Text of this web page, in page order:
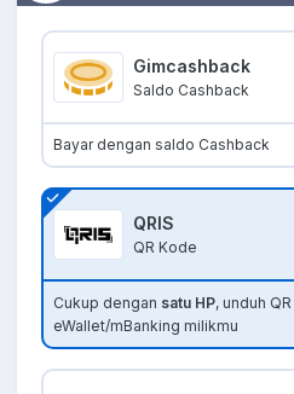
Gimcashback
Saldo Cashback
Bayar dengan saldo Cashback
QRIS
QR Kode
Cukup dengan satu HP, unduh
eWallet/mBanking milikmu